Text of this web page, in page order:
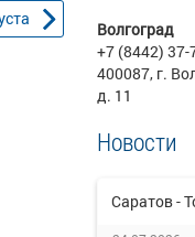
Волгоград
+7 (8442) 37-
400087, г.
д. 11
Новости
Саратов -